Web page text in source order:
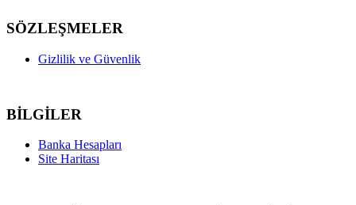
SÖZLEŞMELER
Gizlilik ve Güvenlik
BİLGİLER
Banka Hesapları
Site Haritası